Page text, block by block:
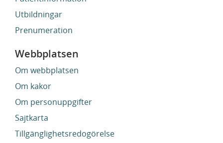
Utbildningar
Prenumeration
Webbplatsen
Om webbplatsen
Om kakor
Om personuppgifter
Sajtkarta
Tillgänglighetsredogörelse